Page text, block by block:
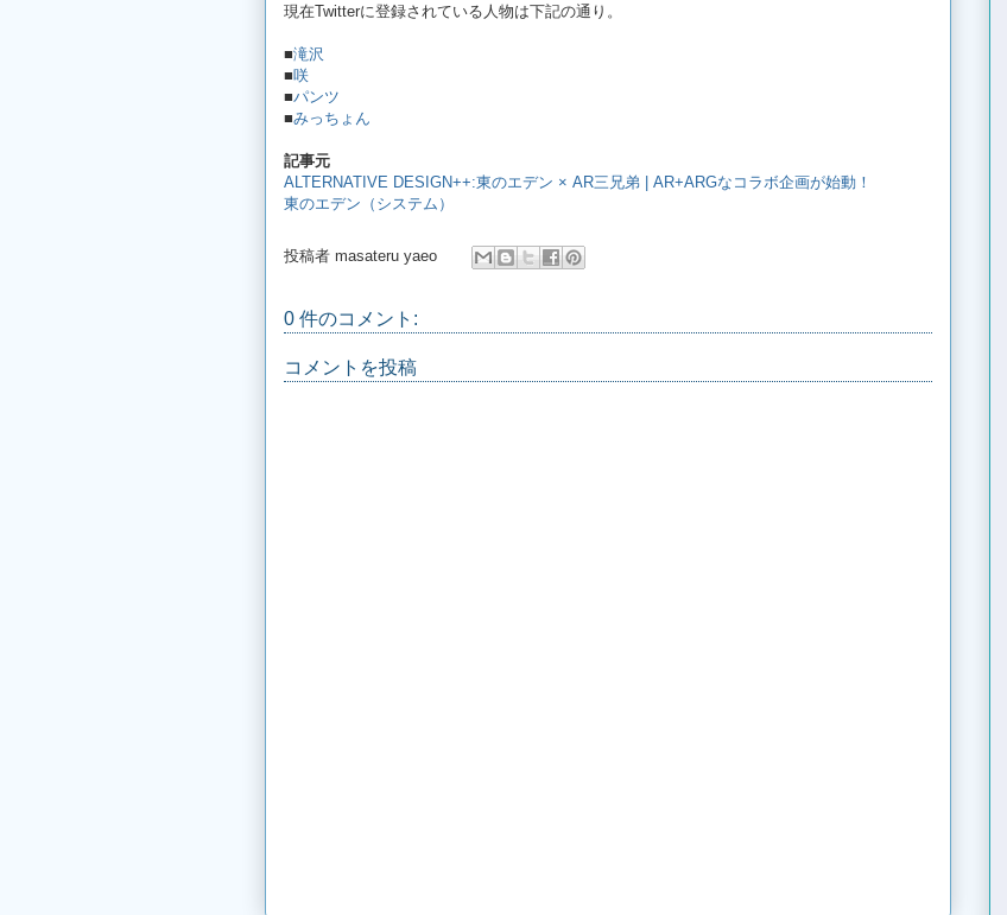
現在Twitterに登録されている人物は下記の通り。
■滝沢
■咲
■パンツ
■みっちょん
記事元
ALTERNATIVE DESIGN++:東のエデン × AR三兄弟 | AR+ARGなコラボ企画が始動！
東のエデン（システム）
投稿者 masateru yaeo
0 件のコメント:
コメントを投稿